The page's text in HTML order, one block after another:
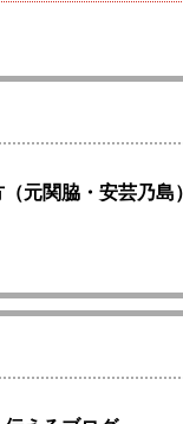
元関脇・安芸乃島